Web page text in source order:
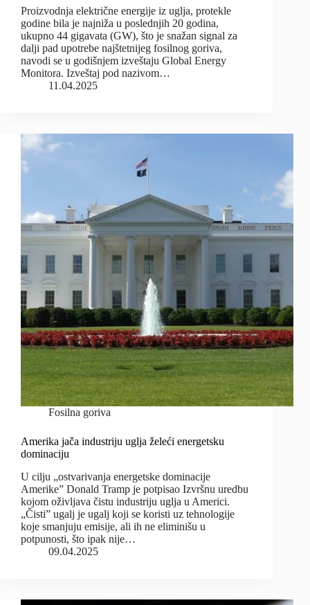
Proizvodnja električne energije iz uglja, protekle
godine bila je najniža u poslednjih 20 godina,
ukupno 44 gigavata (GW), što je snažan signal za
dalji pad upotrebe najštetnijeg fosilnog goriva,
navodi se u godišnjem izveštaju Global Energy
Monitora. Izveštaj pod nazivom…
11.04.2025
Fosilna goriva
Amerika jača industriju uglja želeći energetsku
dominaciju
U cilju „ostvarivanja energetske dominacije
Amerike” Donald Tramp je potpisao Izvršnu uredbu
kojom oživljava čistu industriju uglja u Americi.
„Čisti” ugalj je ugalj koji se koristi uz tehnologije
koje smanjuju emisije, ali ih ne eliminišu u
potpunosti, što ipak nije…
09.04.2025